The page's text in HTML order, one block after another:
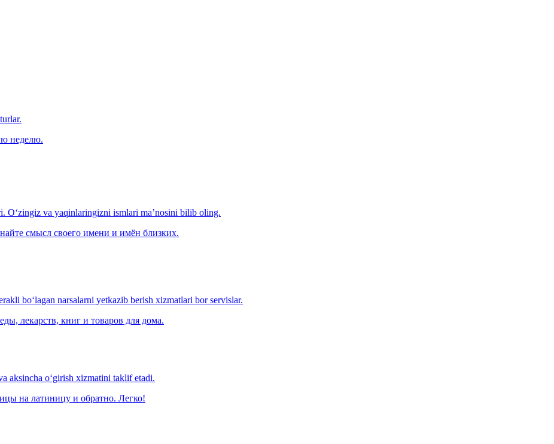
неделю.
O‘zingiz va yaqinlaringizni ismlari ma’nosini bilib oling.
смысл своего имени и имён близких.
bo‘lagan narsalarni yetkazib berish xizmatlari bor servislar.
лекарств, книг и товаров для дома.
aksincha o‘girish xizmatini taklif etadi.
на латиницу и обратно. Легко!